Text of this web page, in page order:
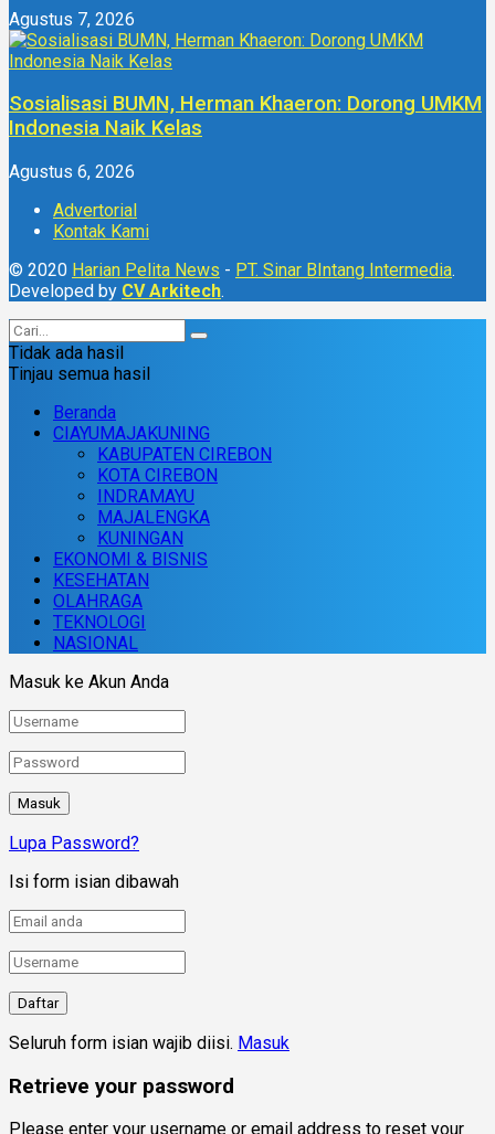
Agustus 7, 2026
Sosialisasi BUMN, Herman Khaeron: Dorong UMKM
Indonesia Naik Kelas
Agustus 6, 2026
Advertorial
Kontak Kami
© 2020 Harian Pelita News - PT. Sinar BIntang Intermedia.
Developed by CV Arkitech.
Tidak ada hasil
Tinjau semua hasil
Beranda
CIAYUMAJAKUNING
KABUPATEN CIREBON
KOTA CIREBON
INDRAMAYU
MAJALENGKA
KUNINGAN
EKONOMI & BISNIS
KESEHATAN
OLAHRAGA
TEKNOLOGI
NASIONAL
Masuk ke Akun Anda
Lupa Password?
Isi form isian dibawah
Seluruh form isian wajib diisi. Masuk
Retrieve your password
Please enter your username or email address to reset your